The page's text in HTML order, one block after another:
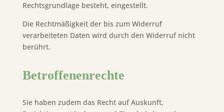
Rechtsgrundlage besteht, eingestellt.
Die Rechtmäßigkeit der bis zum Widerruf
verarbeiteten Daten wird durch den Widerruf nicht
berührt.
Betroffenenrechte
Sie haben zudem das Recht auf Auskunft,